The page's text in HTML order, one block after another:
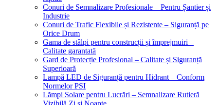
Conuri de Semnalizare Profesionale – Pentru Șantier și
Industrie
Conuri de Trafic Flexibile și Rezistente – Siguranță pe
Orice Drum
Gama de stâlpi pentru construcții și împrejmuiri –
Calitate garantată
Gard de Protecție Profesional – Calitate și Siguranță
Superioară
Lampă LED de Siguranță pentru Hidrant – Conform
Normelor PSI
Lămpi Solare pentru Lucrări – Semnalizare Rutieră
Vizibilă Zi și Noapte